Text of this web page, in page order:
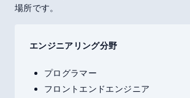
場所です。
エンジニアリング分野
プログラマー
フロントエンドエンジニア